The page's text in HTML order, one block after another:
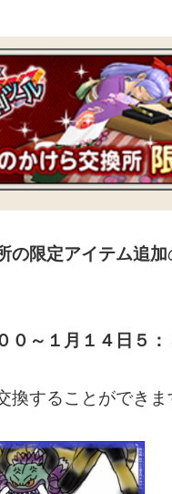
の限定アイテム追加
０～１月１４日５：
換することができ